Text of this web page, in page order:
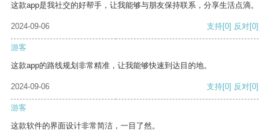
这款app是我社交的好帮手，让我能够与朋友保持联系，分享生活点滴。
2024-09-06 支持[0] 反对[0]
游客
这款app的路线规划非常精准，让我能够快速到达目的地。
2024-09-06 支持[0] 反对[0]
游客
这款软件的界面设计非常简洁，一目了然。